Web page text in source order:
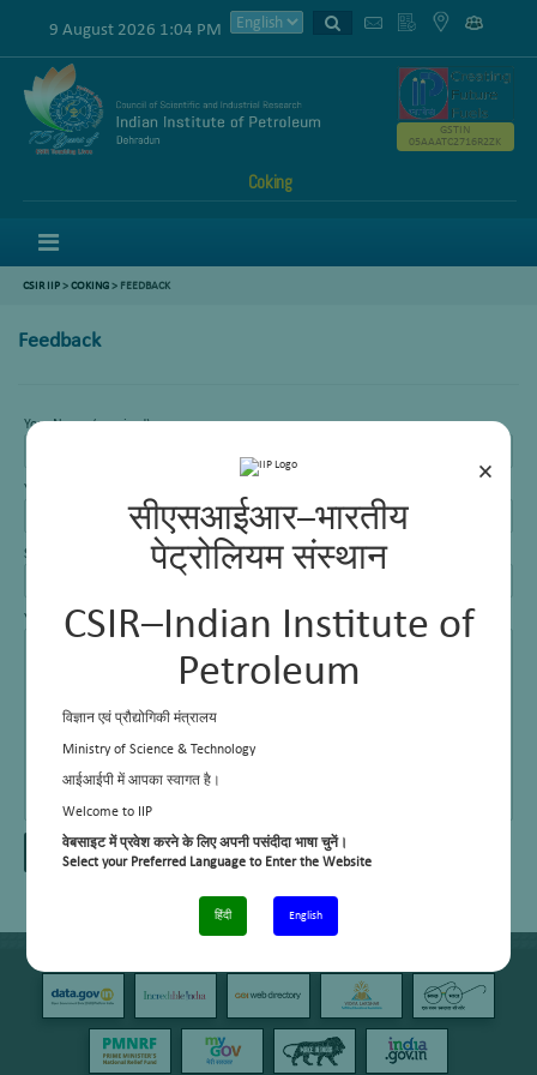
×
सीएसआईआर–भारतीय
पेट्रोलियम संस्थान
CSIR–Indian Institute of
Petroleum
विज्ञान एवं प्रौद्योगिकी मंत्रालय
Ministry of Science & Technology
आईआईपी में आपका स्वागत है।
Welcome to IIP
वेबसाइट में प्रवेश करने के लिए अपनी पसंदीदा भाषा चुनें।
Select your Preferred Language to Enter the Website
हिंदी English
9 August 2026 1:04 PM
Coking
GSTIN
05AAATC2716R2ZK
CSIR IIP>COKING> FEEDBACK
Feedback
Your Name (required)
Your Email (required)
Subject
Your Message